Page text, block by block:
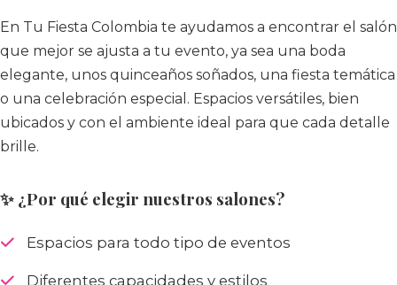
En Tu Fiesta Colombia te ayudamos a encontrar el salón
que mejor se ajusta a tu evento, ya sea una boda
elegante, unos quinceaños soñados, una fiesta temática
o una celebración especial. Espacios versátiles, bien
ubicados y con el ambiente ideal para que cada detalle
brille.
✨ ¿Por qué elegir nuestros salones?
Espacios para todo tipo de eventos
Diferentes capacidades y estilos